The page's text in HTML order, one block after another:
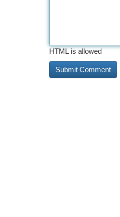
HTML is allowed